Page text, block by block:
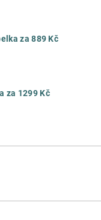
za 889 Kč
za 1299 Kč